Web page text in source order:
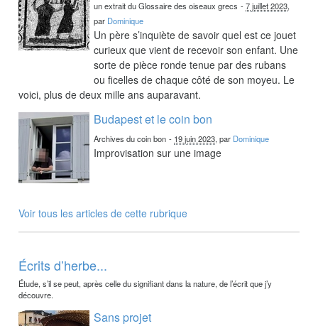
un extrait du Glossaire des oiseaux grecs -7 juillet 2023,
par Dominique
Un père s’inquiète de savoir quel est ce jouet
curieux que vient de recevoir son enfant. Une
sorte de pièce ronde tenue par des rubans
ou ficelles de chaque côté de son moyeu. Le
voici, plus de deux mille ans auparavant.
Budapest et le coin bon
Archives du coin bon - 19 juin 2023, par Dominique
Improvisation sur une image
Voir tous les articles de cette rubrique
Écrits d’herbe...
Étude, s’il se peut, après celle du signifiant dans la nature, de l’écrit que j’y
découvre.
Sans projet